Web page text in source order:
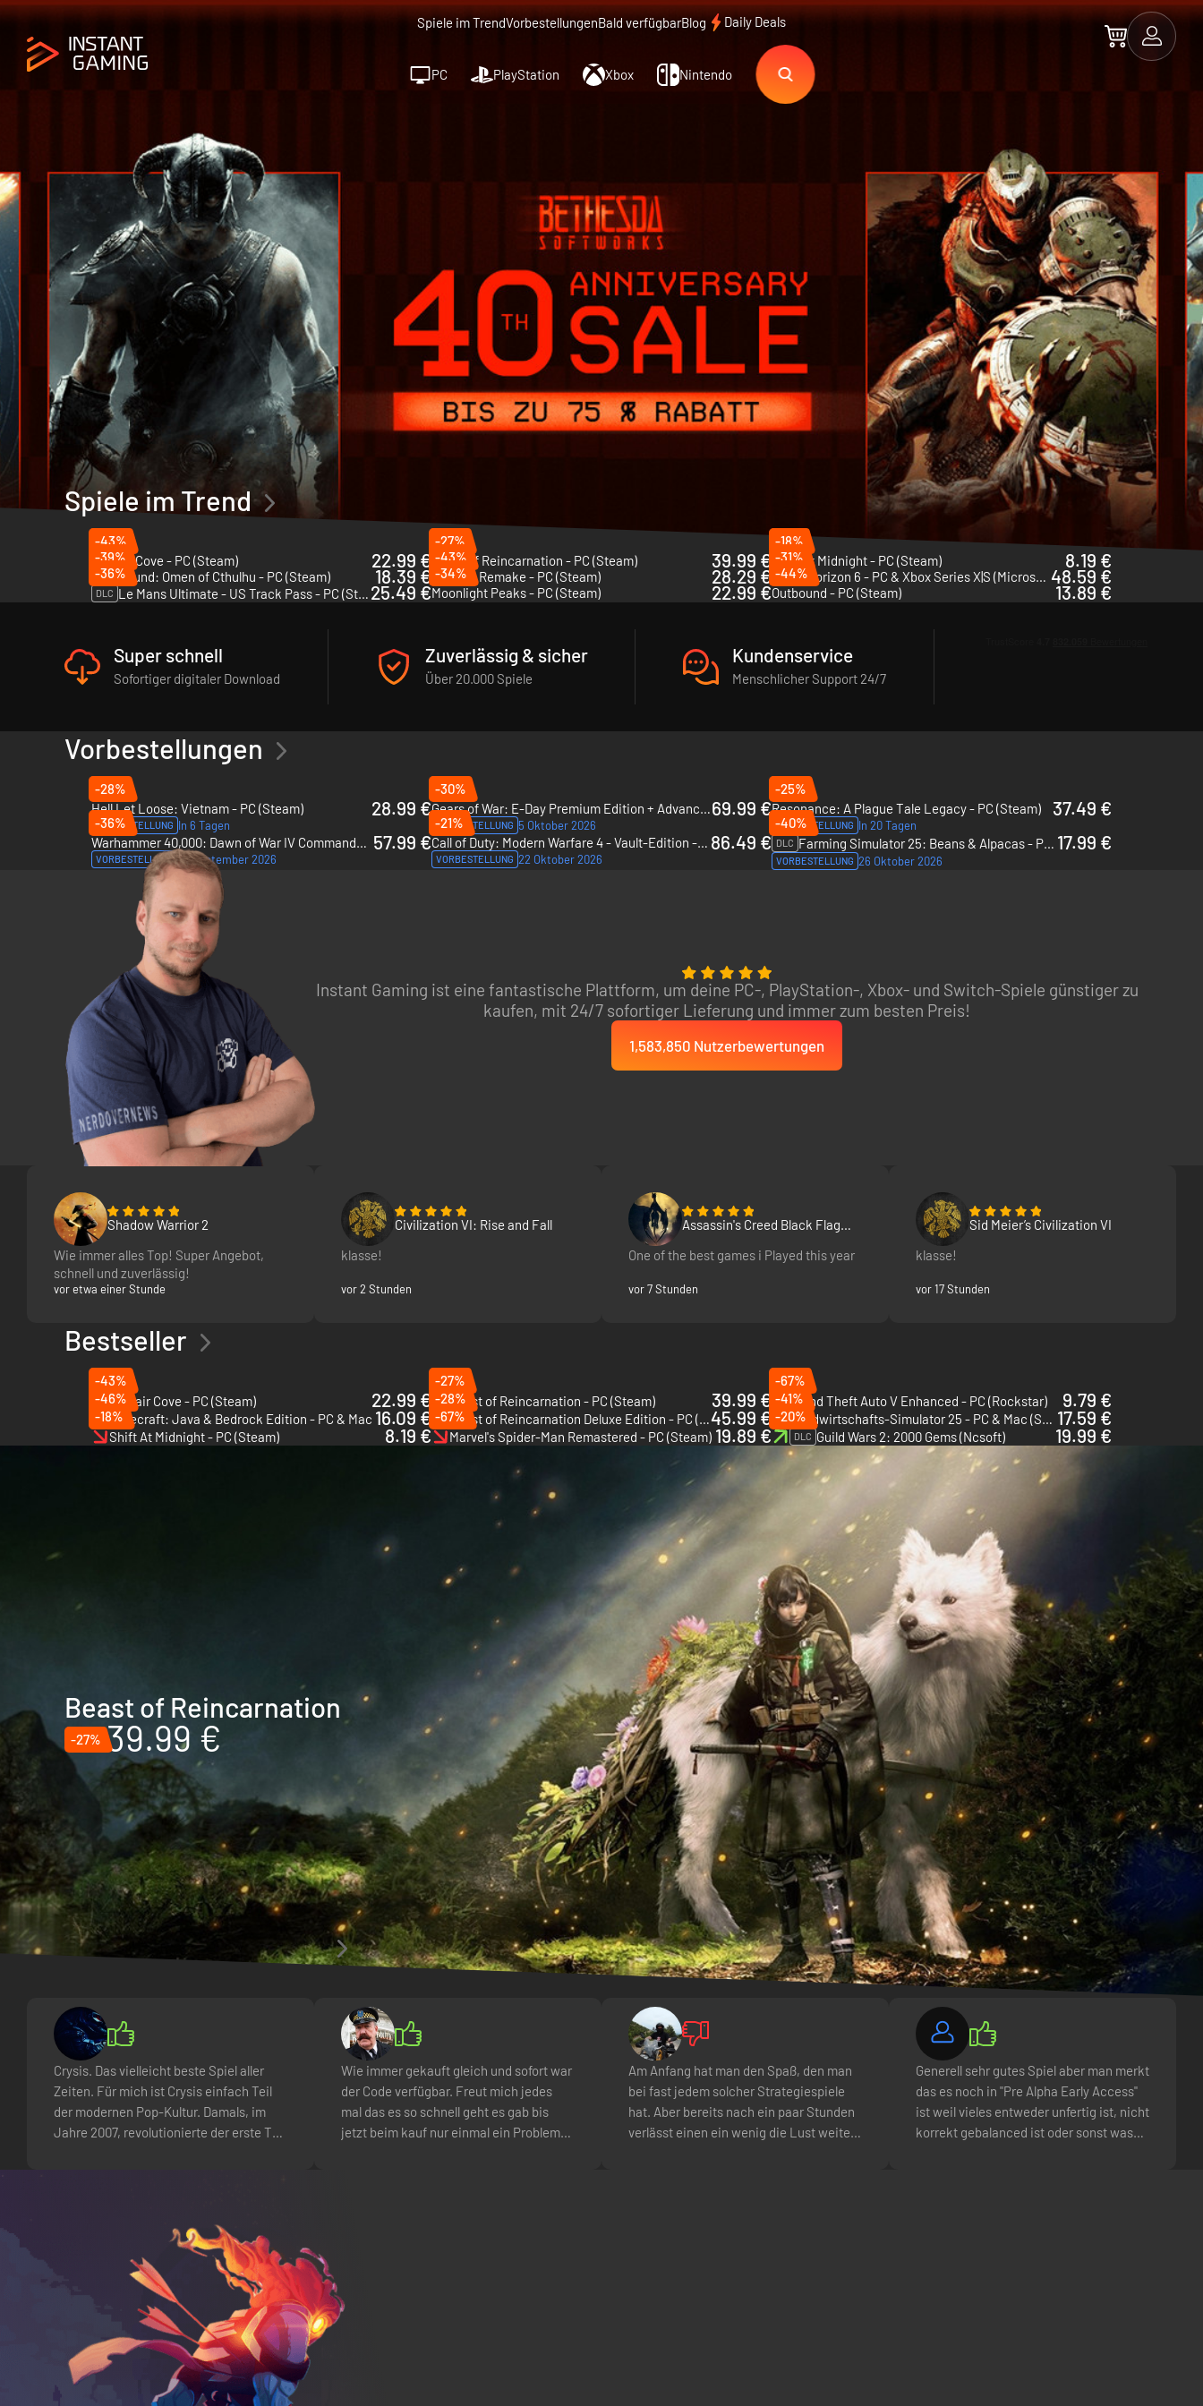
Spiele im TrendVorbestellungenBald verfügbarBlog Daily Deals
PC PlayStation Xbox Nintendo
Spiele im Trend
-43%
Corsair Cove - PC (Steam)
22.99 €
-27%
Beast of Reincarnation - PC (Steam)
39.99 €
-18%
Shift At Midnight - PC (Steam)
8.19 €
-39%
The Mound: Omen of Cthulhu - PC (Steam)
18.39 €
-43%
Gothic 1 Remake - PC (Steam)
28.29 €
-31%
Forza Horizon 6 - PC & Xbox Series X|S (Microsoft Store) 48.59 €
-36%
DLC Le Mans Ultimate - US Track Pass - PC (Steam) 25.49 €
-34%
Moonlight Peaks - PC (Steam)
22.99 €
-44%
Outbound - PC (Steam)
13.89 €
Super schnell
Sofortiger digitaler Download
Zuverlässig & sicher
Über 20.000 Spiele
Kundenservice
Menschlicher Support 24/7
Vorbestellungen
-28%
Hell Let Loose: Vietnam - PC (Steam)
VORBESTELLUNG In 6 Tagen
28.99 €
-30%
Gears of War: E-Day Premium Edition + Advanced access - PC & Xbox Series X|S (Microsoft Store)
VORBESTELLUNG 5 Oktober 2026
69.99 €
-25%
Resonance: A Plague Tale Legacy - PC (Steam)
VORBESTELLUNG In 20 Tagen
37.49 €
-36%
Warhammer 40,000: Dawn of War IV Commander Edition + Advanced access - PC (Steam)
VORBESTELLUNG 16 September 2026
57.99 €
-21%
Call of Duty: Modern Warfare 4 - Vault-Edition - PC & Xbox Series X|S (Microsoft Store)
VORBESTELLUNG 22 Oktober 2026
86.49 €
-40%
DLC Farming Simulator 25: Beans & Alpacas - PC & Mac (Steam)
VORBESTELLUNG 26 Oktober 2026
17.99 €
Instant Gaming ist eine fantastische Plattform, um deine PC-, PlayStation-, Xbox- und Switch-Spiele günstiger zu
kaufen, mit 24/7 sofortiger Lieferung und immer zum besten Preis!
1,583,850 Nutzerbewertungen
Shadow Warrior 2
Wie immer alles Top! Super Angebot,
schnell und zuverlässig!
vor etwa einer Stunde
Civilization VI: Rise and Fall
klasse!
vor 2 Stunden
Assassin's Creed Black Flag
One of the best games i Played this year
vor 7 Stunden
Sid Meier’s Civilization VI
klasse!
vor 17 Stunden
Bestseller
-43%
Corsair Cove - PC (Steam)
22.99 €
-27%
Beast of Reincarnation - PC (Steam)
39.99 €
-67%
Grand Theft Auto V Enhanced - PC (Rockstar)
9.79 €
-46%
Minecraft: Java & Bedrock Edition - PC & Mac 16.09 €
-28%
Beast of Reincarnation Deluxe Edition - PC (Steam)45.99 €
-41%
Landwirtschafts-Simulator 25 - PC & Mac (Steam) 17.59 €
-18%
Shift At Midnight - PC (Steam)
8.19 €
-67%
Marvel's Spider-Man Remastered - PC (Steam) 19.89 €
-20%
DLC Guild Wars 2: 2000 Gems (Ncsoft) 19.99 €
Beast of Reincarnation
-27% 39.99 €
Die letzten Bewertungen
Crysis. Das vielleicht beste Spiel aller
Zeiten. Für mich ist Crysis einfach Teil
der modernen Pop-Kultur. Damals, im
Jahre 2007, revolutionierte der erste Teil
Wie immer gekauft gleich und sofort war
der Code verfügbar. Freut mich jedes
mal das es so schnell geht es gab bis
jetzt beim kauf nur einmal ein Problem
Am Anfang hat man den Spaß, den man
bei fast jedem solcher Strategiespiele
hat. Aber bereits nach ein paar Stunden
verlässt einen ein wenig die Lust weiter
Generell sehr gutes Spiel aber man merkt
das es noch in "Pre Alpha Early Access"
ist weil vieles entweder unfertig ist, nicht
korrekt gebalanced ist oder sonst was